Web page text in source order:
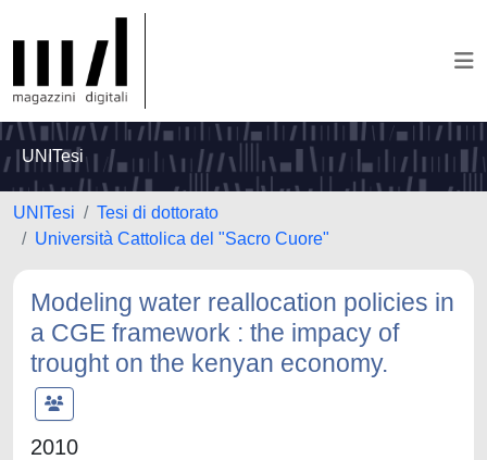
UNITesi
UNITesi
Tesi di dottorato
Università Cattolica del "Sacro Cuore"
Modeling water reallocation policies in
a CGE framework : the impacy of
trought on the kenyan economy.
2010